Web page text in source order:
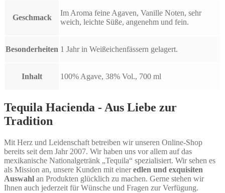
Geschmack
Im Aroma feine Agaven, Vanille Noten, sehr
weich, leichte Süße, angenehm und fein.
Besonderheiten 1 Jahr in Weißeichenfässern gelagert.
Inhalt 100% Agave, 38% Vol., 700 ml
Tequila Hacienda - Aus Liebe zur
Tradition
Mit Herz und Leidenschaft betreiben wir unseren Online-Shop
bereits seit dem Jahr 2007. Wir haben uns vor allem auf das
mexikanische Nationalgetränk „Tequila“ spezialisiert. Wir sehen es
als Mission an, unsere Kunden mit eineredlen und exquisiten
Auswahl an Produkten glücklich zu machen. Gerne stehen wir
Ihnen auch jederzeit für Wünsche und Fragen zur Verfügung.